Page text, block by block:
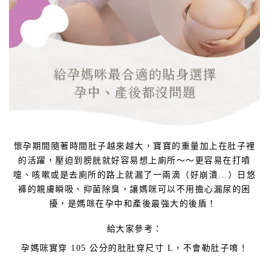
懷孕期間隨著時間肚子越來越大，寶寶的重量加上在肚子裡
的活躍，壓迫到膀胱就好容易想上廁所～～更容易在打噴
嚏、咳嗽或是去廁所的路上就漏了一兩滴（好崩潰...）日悠
褲的親膚瞬吸、抑菌除臭，讓媽咪可以不用擔心漏尿的困
擾，是媽咪在孕中和產後最強大的後盾！
給大家參考：
孕媽咪實穿 105 公分的肚肚穿尺寸 L，不會勒肚子唷！